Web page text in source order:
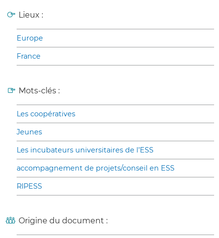
Lieux :
Europe
France
Mots-clés :
Les coopératives
Jeunes
Les incubateurs universitaires de l’ESS
accompagnement de projets/conseil en ESS
RIPESS
Origine du document :